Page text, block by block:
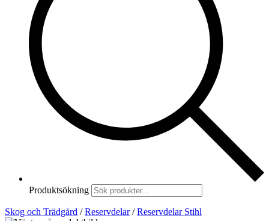
Produktsökning
Skog och Trädgård / Reservdelar / Reservdelar Stihl